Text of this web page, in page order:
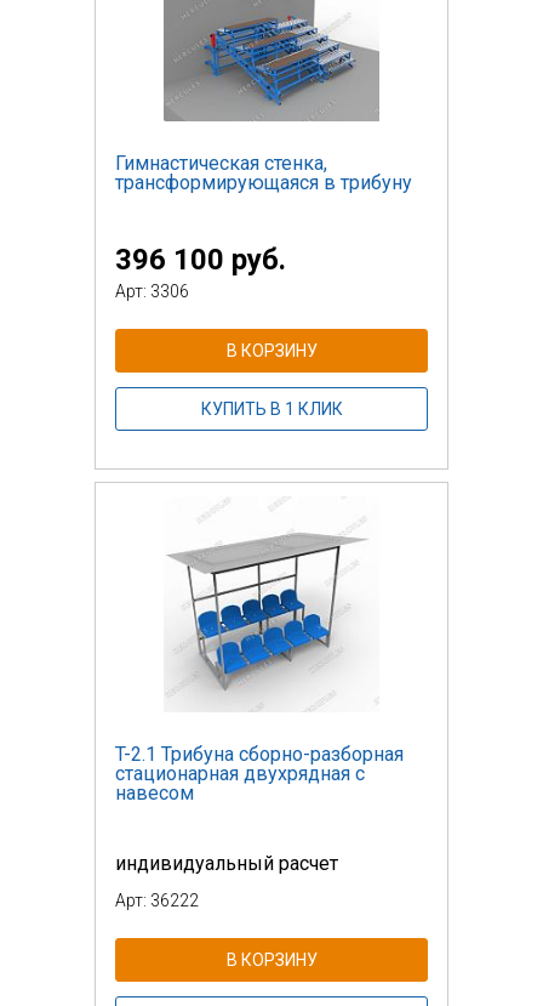
Гимнастическая стенка,
трансформирующаяся в трибуну
396 100 руб.
Арт: 3306
В КОРЗИНУ
КУПИТЬ В 1 КЛИК
T-2.1 Трибуна сборно-разборная
стационарная двухрядная с
навесом
индивидуальный расчет
Арт: 36222
В КОРЗИНУ